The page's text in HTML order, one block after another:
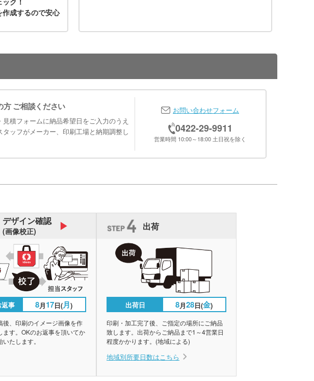
成するので安心
方 ご相談ください
積フォームに納品希望日をご入力のうえ
タッフがメーカー、印刷工場と納期調整し
お問い合わせフォーム
0422-29-9911
営業時間 10:00～18:00 土日祝を除く
デザイン確認
(画像校正)
事 8月17日(月)
後、印刷のイメージ画像を作
ます。OKのお返事を頂いてか
たします。
出荷
出荷日 8月28日(金)
印刷・加工完了後、ご指定の場所にご納品
致します。出荷からご納品まで1～4営業日
程度かかります。(地域による)
地域別所要日数はこちら